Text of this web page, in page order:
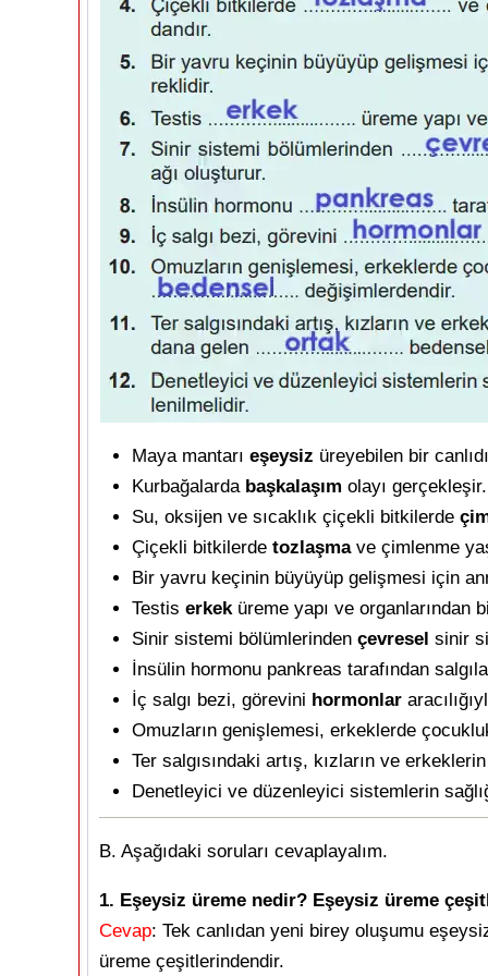
Maya mantarı eşeysiz üreyebilen bir
Kurbağalarda başkalaşım olayı gerçekleşir.
Su, oksijen ve sıcaklık çiçekli bitkilerde
Çiçekli bitkilerde tozlaşma ve çimlenme
Bir yavru keçinin büyüyüp gelişmesi için
Testis erkek üreme yapı ve organlarından
Sinir sistemi bölümlerinden çevresel sinir
İnsülin hormonu pankreas tarafından
İç salgı bezi, görevini hormonlar
Omuzların genişlemesi, erkeklerde
Ter salgısındaki artış, kızların ve
Denetleyici ve düzenleyici sistemlerin
B. Aşağıdaki soruları cevaplayalım.
1. Eşeysiz üreme nedir? Eşeysiz üreme
Cevap: Tek canlıdan yeni birey oluşumu
üreme çeşitlerindendir.